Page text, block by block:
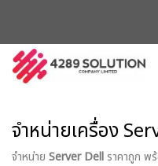
จำหน่ายเครื่อง
จำหน่าย Server Dell ราคาถูก พ